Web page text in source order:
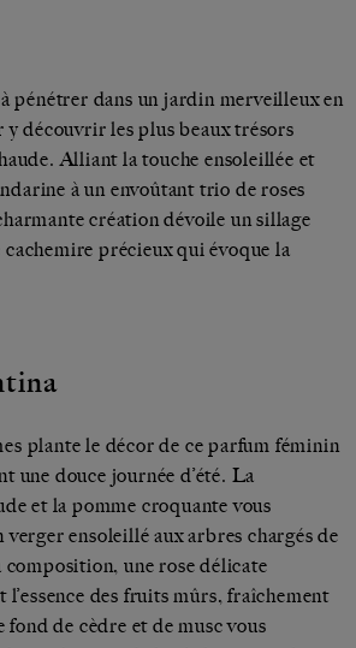
pénétrer dans un jardin merveilleux en
découvrir les plus beaux trésors
Alliant la touche ensoleillée et
à un envoûtant trio de roses
création dévoile un sillage
précieux qui évoque la
plante le décor de ce parfum féminin
une douce journée d’été. La
et la pomme croquante vous
ensoleillé aux arbres chargés de
une rose délicate
l’essence des fruits mûrs, fraîchement
de cèdre et de musc vous